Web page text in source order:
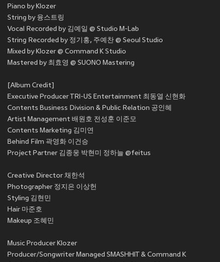
Piano by Klozer
String by 융스트링
Vocal Recorded by 김예일 @ Studio M-Lab
String Recorded by 정기홍, 주예찬 @ Seoul Studio
Mixed by Klozer @ Command K Studio
Mastered by 최효영 @ SUONO Mastering
[Album Credit]
Executive Producer TRI-US Entertainment 최동열 신현화
Contents Business Division & Public Relation 공인혜
Artist Management 배원호 전성훈 이준모
Contents Marketing 김미연
Behind Film 곽영화 이건승
Project Partner 김종웅 박현미 정하늘 @feitus
Creative Director 채한석
Photographer 정지은 이상헌
Styling 김현민
Hair 마준호
Makeup 조혜민
Music Producer Klozer
Producer/Songwriter Managed SMASHHIT & Command K